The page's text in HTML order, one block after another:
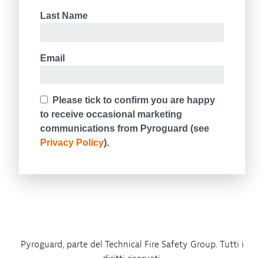
Pyroguard, parte del Technical Fire Safety Group. Tutti i